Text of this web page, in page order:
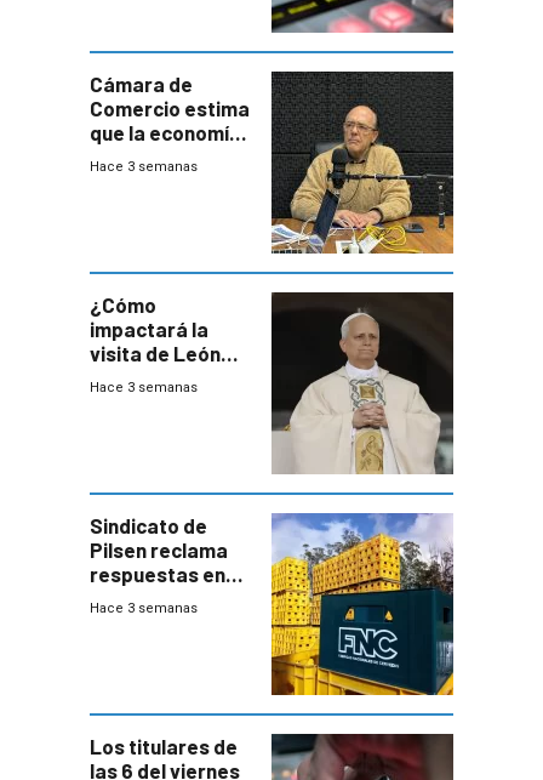
Cámara de
Comercio estima
que la economía
crecerá 1,6%
Hace 3 semanas
¿Cómo
impactará la
visita de León
XIV a Uruguay?
Hace 3 semanas
Sindicato de
Pilsen reclama
respuestas en
medio de
Hace 3 semanas
Los titulares de
las 6 del viernes